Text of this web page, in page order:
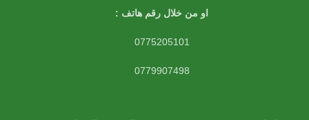
او من خلال رقم هاتف :
0775205101
0779907498